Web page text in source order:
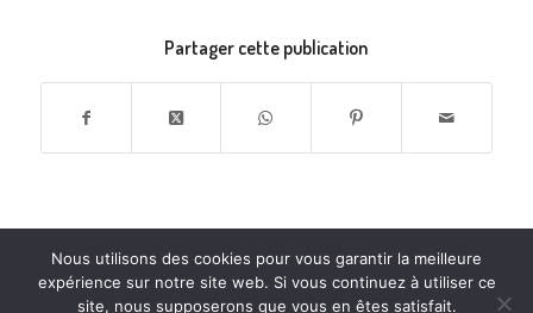
Partager cette publication
Nous utilisons des cookies pour vous garantir la meilleure
expérience sur notre site web. Si vous continuez à utiliser ce
site, nous supposerons que vous en êtes satisfait.